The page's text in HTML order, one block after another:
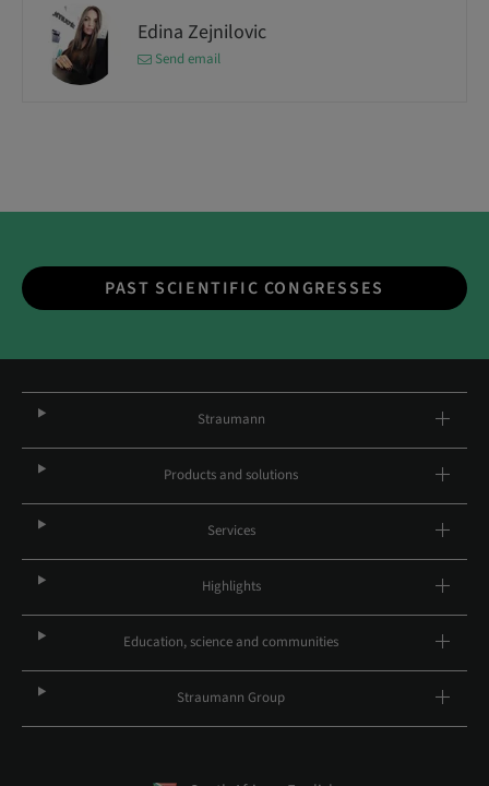
Edina Zejnilovic
Send email
PAST SCIENTIFIC CONGRESSES
Straumann
Products and solutions
Services
Highlights
Education, science and communities
Straumann Group